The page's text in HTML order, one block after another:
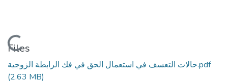
Loading...
Files
حالات التعسف في استعمال الحق في فك الرابطة الزوجية.pdf
(2.63 MB)